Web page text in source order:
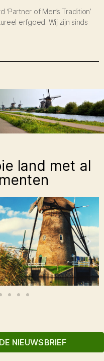
of Men’s Tradition’
erfgoed. Wij zijn sinds
land met al
NIEUWSBRIEF